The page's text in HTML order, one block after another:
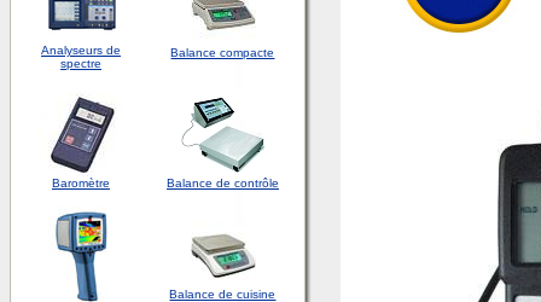
Analyseurs de
spectre
Balance compacte
Baromètre Balance de contrôle
Balance de cuisine